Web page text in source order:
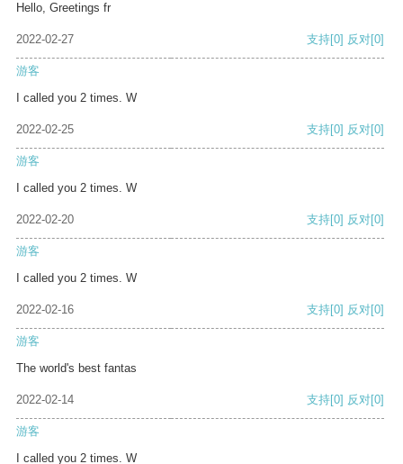
Hello, Greetings fr
2022-02-27 支持[0] 反对[0]
游客
I called you 2 times. W
2022-02-25 支持[0] 反对[0]
游客
I called you 2 times. W
2022-02-20 支持[0] 反对[0]
游客
I called you 2 times. W
2022-02-16 支持[0] 反对[0]
游客
The world's best fantas
2022-02-14 支持[0] 反对[0]
游客
I called you 2 times. W